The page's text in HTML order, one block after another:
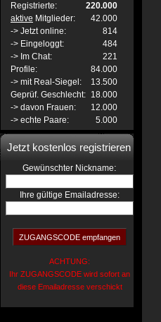
Registrierte:
220.000
aktive Mitglieder:
42.000
-> Jetzt online:
814
-> Eingeloggt:
484
-> Im Chat:
221
Profile:
84.000
-> mit Real-Siegel:
13.500
Geprüf. Geschlecht: 18.000
-> davon Frauen:
12.000
-> echte Paare:
5.000
Jetzt kostenlos registrieren
Gewünschter Nickname:
Ihre gültige Emailadresse:
ACHTUNG:
Ihr ZUGANGSCODE wird sofort an
diese Emailadresse verschickt